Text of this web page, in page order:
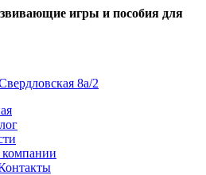
игры и пособия для
8а/2